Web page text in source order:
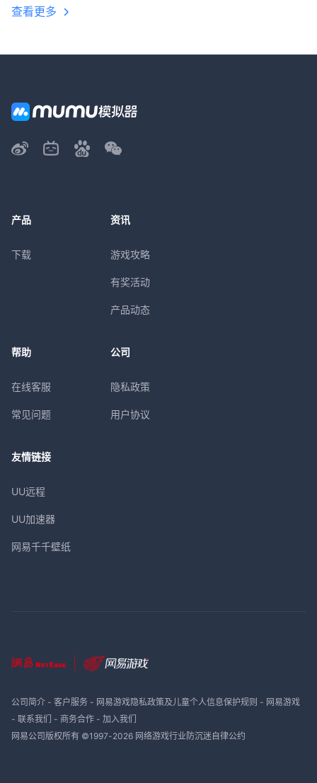
查看更多
产品
下载
资讯
游戏攻略
有奖活动
产品动态
帮助
在线客服
常见问题
公司
隐私政策
用户协议
友情链接
UU远程
UU加速器
网易千千壁纸
公司简介- 客户服务- 网易游戏隐私政策及儿童个人信息保护规则 - 网易游戏
- 联系我们 - 商务合作- 加入我们
网易公司版权所有 ©1997-2026 网络游戏行业防沉迷自律公约